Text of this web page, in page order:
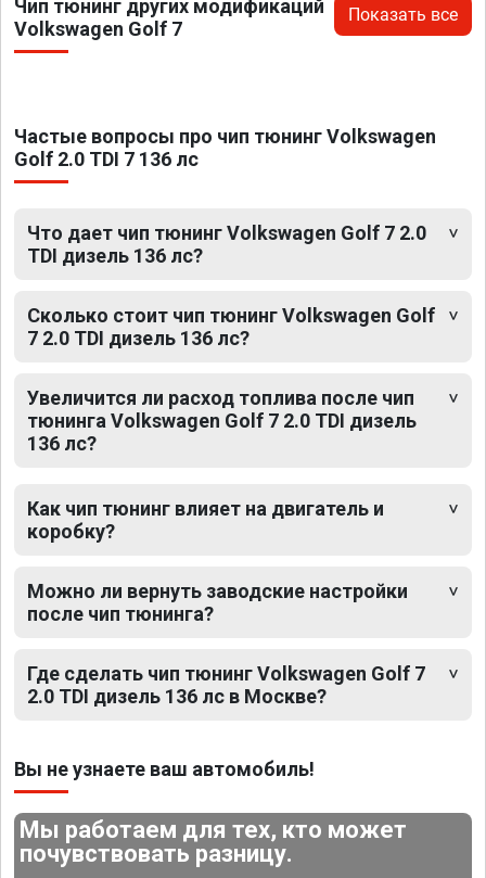
Чип тюнинг других модификаций
Volkswagen Golf 7
Показать все
Частые вопросы про чип тюнинг Volkswagen
Golf 2.0 TDI 7 136 лс
Что дает чип тюнинг Volkswagen Golf 7 2.0
TDI дизель 136 лс?
Сколько стоит чип тюнинг Volkswagen Golf
7 2.0 TDI дизель 136 лс?
Увеличится ли расход топлива после чип
тюнинга Volkswagen Golf 7 2.0 TDI дизель
136 лс?
Как чип тюнинг влияет на двигатель и
коробку?
Можно ли вернуть заводские настройки
после чип тюнинга?
Где сделать чип тюнинг Volkswagen Golf 7
2.0 TDI дизель 136 лс в Москве?
Вы не узнаете ваш автомобиль!
Мы работаем для тех, кто может
почувствовать разницу.